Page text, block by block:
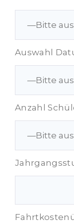
Auswahl
Anzahl